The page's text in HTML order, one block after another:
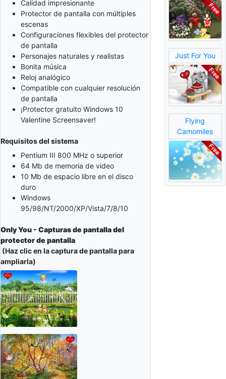
Calidad impresionante
Protector de pantalla con múltiples
escenas
Configuraciones flexibles del protector
de pantalla
Personajes naturales y realistas
Bonita música
Reloj analógico
Compatible con cualquier resolución
de pantalla
¡Protector gratuito Windows 10
Valentine Screensaver!
Requisitos del sistema
Pentium III 800 MHz o superior
64 Mb de memoria de video
10 Mb de espacio libre en el disco
duro
Windows
95/98/NT/2000/XP/Vista/7/8/10
Only You - Capturas de pantalla del
protector de pantalla
(Haz clic en la captura de pantalla para
ampliarla)
Just For You
Flying
Camomiles